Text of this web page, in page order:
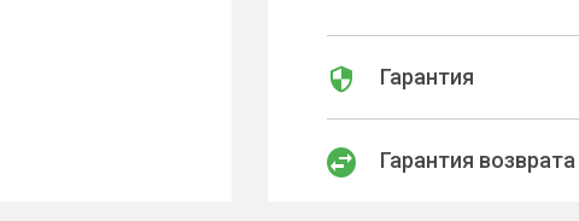
Гарантия
Гарантия возврата